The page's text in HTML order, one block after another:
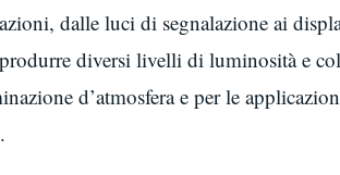
dalle luci di segnalazione ai
diversi livelli di luminosità e
d’atmosfera e per le